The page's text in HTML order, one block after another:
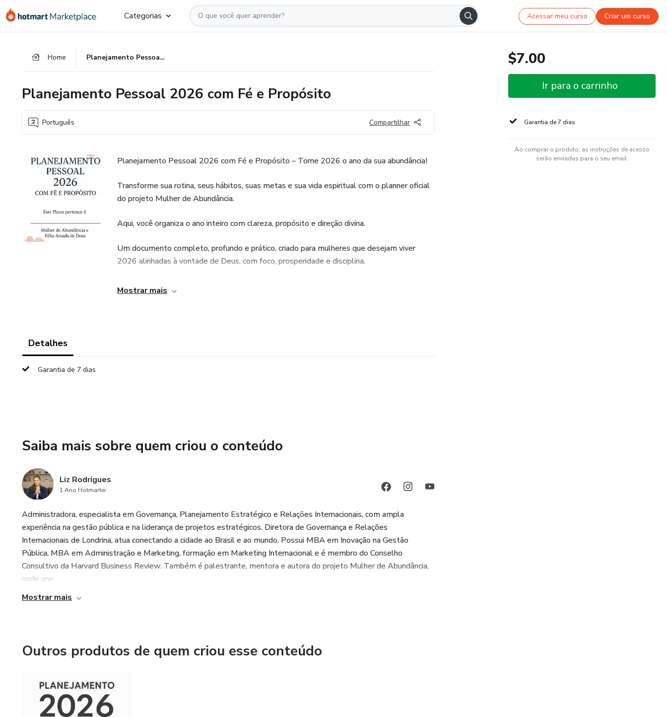
para
para
para
Categorias Acessar meu curso Criar um curso
Home Planejamento Pessoal 2026 com Fé e Propósito
Planejamento Pessoal 2026 com Fé e Propósito
Português Compartilhar
Planejamento Pessoal 2026 com Fé e Propósito – Torne 2026 o ano da sua abundância!
Transforme sua rotina, seus hábitos, suas metas e sua vida espiritual com o planner oficial
do projeto Mulher de Abundância.
Aqui, você organiza o ano inteiro com clareza, propósito e direção divina.
Um documento completo, profundo e prático, criado para mulheres que desejam viver
2026 alinhadas à vontade de Deus, com foco, prosperidade e disciplina.
✨ O que você encontra aqui:
ser. Imprima o plano para melhor aproveitar
Mostrar mais
Detalhes
Garantia de 7 dias
Saiba mais sobre quem criou o conteúdo
Liz Rodrigues
1 Ano Hotmarter
Administradora, especialista em Governança, Planejamento Estratégico e Relações Internacionais, com ampla
experiência na gestão pública e na liderança de projetos estratégicos. Diretora de Governança e Relações
Internacionais de Londrina, atua conectando a cidade ao Brasil e ao mundo. Possui MBA em Inovação na Gestão
Pública, MBA em Administração e Marketing, formação em Marketing Internacional e é membro do Conselho
Consultivo da Harvard Business Review. Também é palestrante, mentora e autora do projeto Mulher de Abundância,
onde une...
Mostrar mais
Outros produtos de quem criou esse conteúdo
$7.00
Ir para o carrinho
Garantia de 7 dias
Ao comprar o produto, as instruções de acesso
serão enviadas para o seu email.